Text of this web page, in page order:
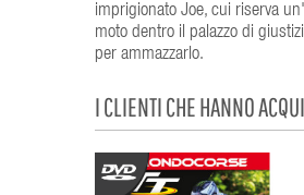
imprigionato Joe, cui riserva
moto dentro il palazzo di
per ammazzarlo.
I CLIENTI CHE HANNO